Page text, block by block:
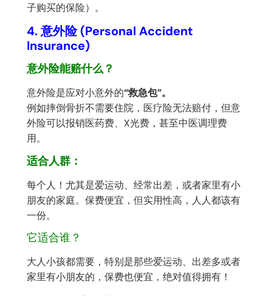
子购买的保险）。
4. 意外险 (Personal Accident
Insurance)
意外险能赔什么？
意外险是应对小意外的“救急包”。
例如摔倒骨折不需要住院，医疗险无法赔付，但意
外险可以报销医药费、X光费，甚至中医调理费
用。
适合人群：
每个人！尤其是爱运动、经常出差，或者家里有小
朋友的家庭。保费便宜，但实用性高，人人都该有
一份。
它适合谁？
大人小孩都需要，特别是那些爱运动、出差多或者
家里有小朋友的，保费也便宜，绝对值得拥有！